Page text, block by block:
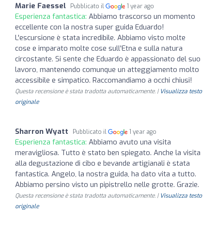
Marie Faessel Pubblicato il 1 year ago
Esperienza fantastica: Abbiamo trascorso un momento
eccellente con la nostra super guida Eduardo!
L'escursione è stata incredibile. Abbiamo visto molte
cose e imparato molte cose sull'Etna e sulla natura
circostante. Si sente che Eduardo è appassionato del suo
lavoro, mantenendo comunque un atteggiamento molto
accessibile e simpatico. Raccomandiamo a occhi chiusi!
Questa recensione è stata tradotta automaticamente. | Visualizza testo
originale
Sharron Wyatt Pubblicato il 1 year ago
Esperienza fantastica: Abbiamo avuto una visita
meravigliosa. Tutto è stato ben spiegato. Anche la visita
alla degustazione di cibo e bevande artigianali è stata
fantastica. Angelo, la nostra guida, ha dato vita a tutto.
Abbiamo persino visto un pipistrello nelle grotte. Grazie.
Questa recensione è stata tradotta automaticamente. | Visualizza testo
originale